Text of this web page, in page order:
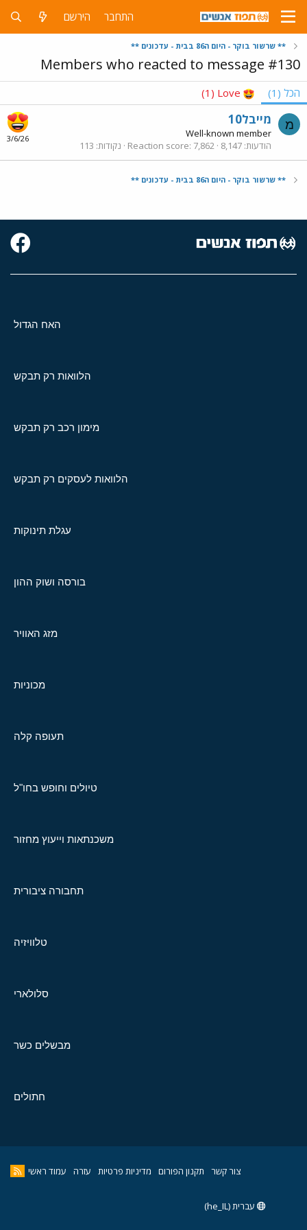
התחבר הירשם
** שרשור בוקר - היום ה86 בבית - עדכונים **
Members who reacted to message #130
הכל (1)
Love
(1)
מ
3/6/26
מייבל10
Well-known member
הודעות 8,147
Reaction score 7,862 נקודות 113
** שרשור בוקר - היום ה86 בבית - עדכונים **
האח הגדול
הלוואות רק תבקש
מימון רכב רק תבקש
הלוואות לעסקים רק תבקש
עגלת תינוקות
בורסה ושוק ההון
מזג האוויר
מכוניות
תעופה קלה
טיולים וחופש בחו"ל
משכנתאות וייעוץ מחזור
תחבורה ציבורית
טלוויזיה
סלולארי
מבשלים כשר
חתולים
צור קשר תקנון הפורום מדיניות פרטיות עזרה עמוד ראשי
עברית (he_IL)